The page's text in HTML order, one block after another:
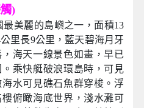
)
最美麗的島嶼之一，面積13
里長9公里，藍天碧海月牙
海天一線景色如畫，早已
乘快艇破浪環島時，可見
水可見礁石魚群穿梭。浮
俯瞰海底世界，淺水灘可